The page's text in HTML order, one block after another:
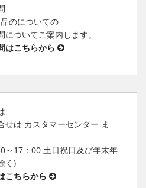
のについての
についてご案内します。
はこちらから
せは カスタマーセンター ま
～17：00 土日祝日及び年末年
く)
こちらから